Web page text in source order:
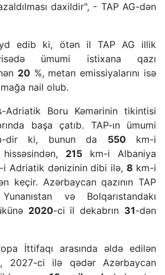
daxildir", - TAP AG-dən
edib ki, ötən il TAP AG illik
ümumi istixana qazı
20%, metan emissiyalarını isə
nail olub.
Adriatik Boru Kəmərinin tikintisi
başa çatıb. TAP-ın ümumi
dir ki, bunun da 550km-i
hissəsindən, 215 km-i Albaniya
i Adriatik dənizinin dibi ilə,8 km-i
keçir. Azərbaycan qazının TAP
və Bolqarıstandakı
2020-ci il dekabrın 31-dən
İttifaqı arasında əldə edilən
2027-ci ilə qədər Azərbaycan